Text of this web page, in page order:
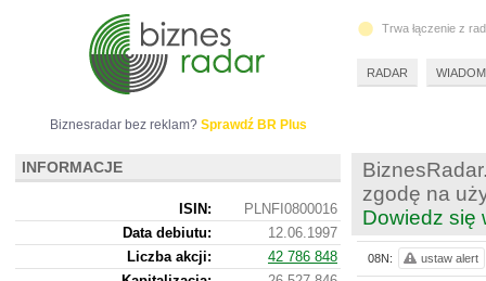
zgodę na
Dowiedz się
08N: ustaw alert
Biznesradar bez reklam? Sprawdź BR Plus
INFORMACJE
ISIN:
PLNFI0800016
Data debiutu:
12.06.1997
Liczba akcji:
42 786 848
Trwa łączenie z
RADAR